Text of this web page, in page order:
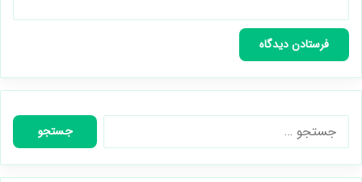
جستجو
برای: